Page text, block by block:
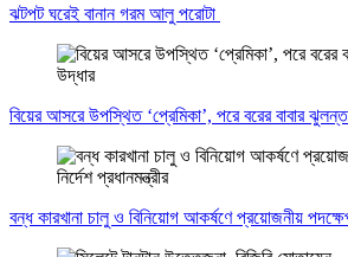
ঝটপট ঘরেই বানান গরম আলু পরোটা
বিয়ের আসরে উপস্থিত ‘প্রেমিকা’, পরে বরের বাবার
বন্ধ কারখানা চালু ও বিনিয়োগ আকর্ষণে প্রয়োজনীয় পদক্ষেপ